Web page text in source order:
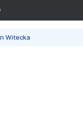
Witecka